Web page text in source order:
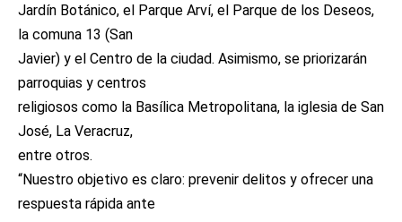
Jardín Botánico, el Parque Arví, el Parque de los Deseos,
la comuna 13 (San
Javier) y el Centro de la ciudad. Asimismo, se priorizarán
parroquias y centros
religiosos como la Basílica Metropolitana, la iglesia de San
José, La Veracruz,
entre otros.
“Nuestro objetivo es claro: prevenir delitos y ofrecer una
respuesta rápida ante